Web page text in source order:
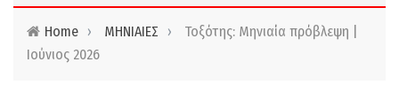
Home › ΜΗΝΙΑΙΕΣ ›
Τοξότης: Μηνιαία πρόβλεψη |
Ιούνιος 2026